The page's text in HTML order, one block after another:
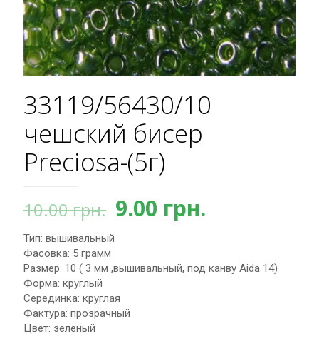
33119/56430/10
чешский бисер
Preciosa-(5г)
10.00грн. Первоначальная
10.00 грн..
9.00 грн.
Тип: вышивальный
Фасовка: 5 грамм
Размер: 10 ( 3 мм ,вышивальный, под канву Aida 14)
Форма: круглый
Серединка: круглая
Фактура: прозрачный
Цвет: зеленый